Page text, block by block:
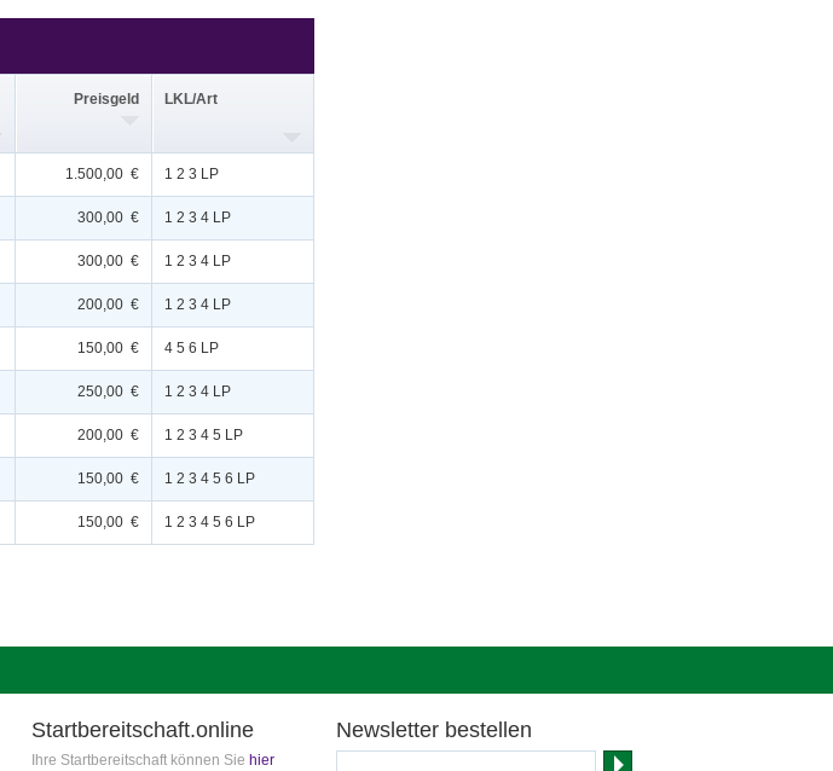
Preisgeld LKL/Art
1.500,00 € 1 2 3 LP
300,00 € 1 2 3 4 LP
300,00 € 1 2 3 4 LP
200,00 € 1 2 3 4 LP
150,00 € 4 5 6 LP
250,00 € 1 2 3 4 LP
200,00 € 1 2 3 4 5 LP
150,00 € 1 2 3 4 5 6 LP
150,00 € 1 2 3 4 5 6 LP
Startbereitschaft.online
Ihre Startbereitschaft können Sie hier
Newsletter bestellen